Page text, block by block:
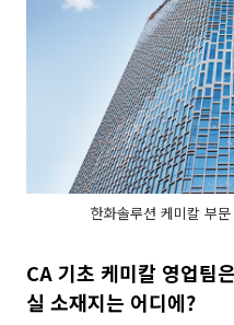
한화솔루션 케미칼 부
CA 기초 케미칼 영업팀
실 소재지는 어디에?